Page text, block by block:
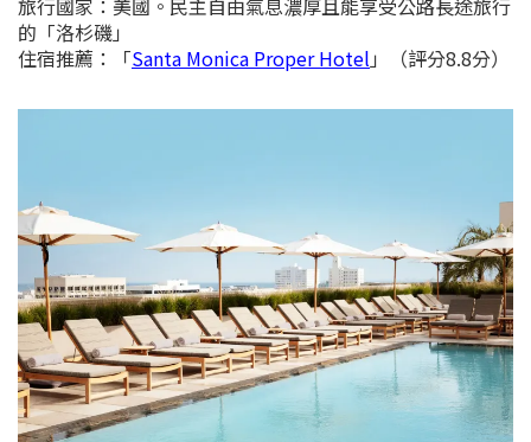
的「洛杉磯」
住宿推薦：
「Santa Monica Proper Hotel 」（評分8.8分）